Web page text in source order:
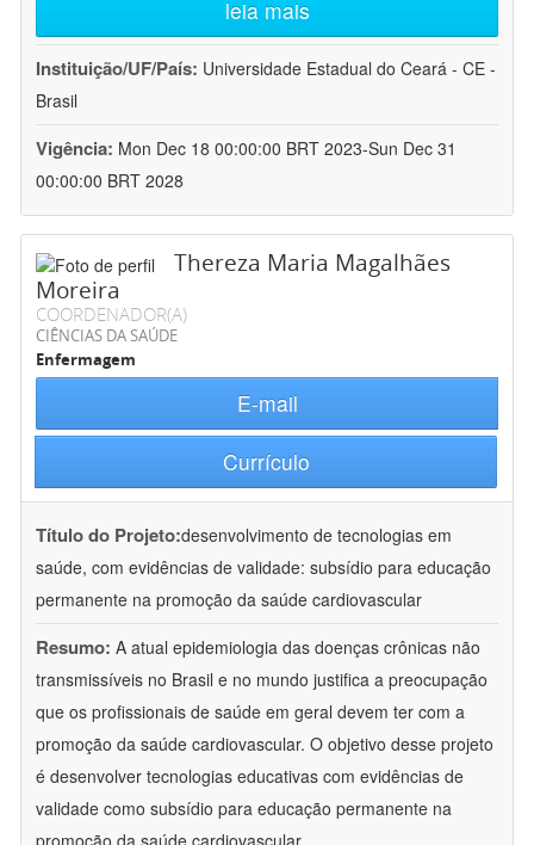
leia mais
Instituição/UF/País: Universidade Estadual do Ceará - CE -
Brasil
Vigência: Mon Dec 18 00:00:00 BRT 2023-Sun Dec 31
00:00:00 BRT 2028
Thereza Maria Magalhães
Moreira
COORDENADOR(A)
CIÊNCIAS DA SAÚDE
Enfermagem
E-mail
Currículo
Título do Projeto:desenvolvimento de tecnologias em
saúde, com evidências de validade: subsídio para educação
permanente na promoção da saúde cardiovascular
Resumo: A atual epidemiologia das doenças crônicas não
transmissíveis no Brasil e no mundo justifica a preocupação
que os profissionais de saúde em geral devem ter com a
promoção da saúde cardiovascular. O objetivo desse projeto
é desenvolver tecnologias educativas com evidências de
validade como subsídio para educação permanente na